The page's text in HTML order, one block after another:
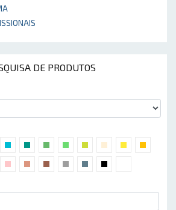
DE PRODUTOS